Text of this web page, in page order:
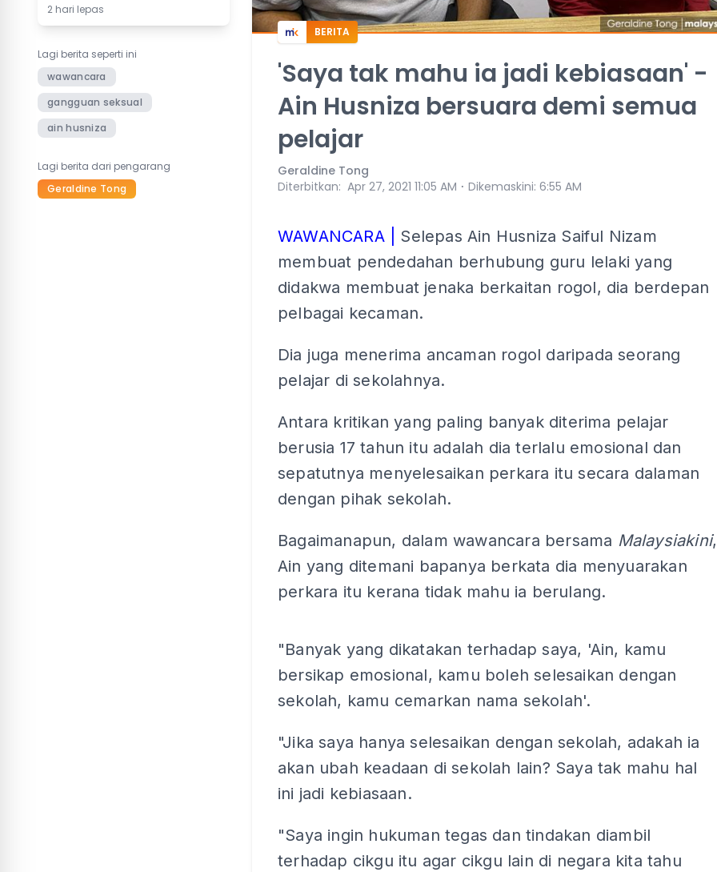
2 hari lepas
Lagi berita seperti ini
wawancara
gangguan seksual
ain husniza
Lagi berita dari pengarang
Geraldine Tong
BERITA
'Saya tak mahu ia jadi kebiasaan' -
Ain Husniza bersuara demi semua
pelajar
Geraldine Tong
Diterbitkan: Apr 27, 2021 11:05 AM ⋅ Dikemaskini: 6:55 AM
WAWANCARA | Selepas Ain Husniza Saiful Nizam
membuat pendedahan berhubung guru lelaki yang
didakwa membuat jenaka berkaitan rogol, dia berdepan
pelbagai kecaman.
Dia juga menerima ancaman rogol daripada seorang
pelajar di sekolahnya.
Antara kritikan yang paling banyak diterima pelajar
berusia 17 tahun itu adalah dia terlalu emosional dan
sepatutnya menyelesaikan perkara itu secara dalaman
dengan pihak sekolah.
Bagaimanapun, dalam wawancara bersama Malaysiakini,
Ain yang ditemani bapanya berkata dia menyuarakan
perkara itu kerana tidak mahu ia berulang.
"Banyak yang dikatakan terhadap saya, 'Ain, kamu
bersikap emosional, kamu boleh selesaikan dengan
sekolah, kamu cemarkan nama sekolah'.
"Jika saya hanya selesaikan dengan sekolah, adakah ia
akan ubah keadaan di sekolah lain? Saya tak mahu hal
ini jadi kebiasaan.
"Saya ingin hukuman tegas dan tindakan diambil
terhadap cikgu itu agar cikgu lain di negara kita tahu